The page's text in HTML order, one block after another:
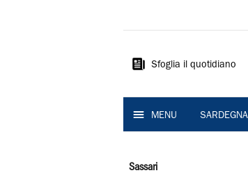
Sardegna
Sfoglia il quotidiano
MENU SARDEGNA
Sassari